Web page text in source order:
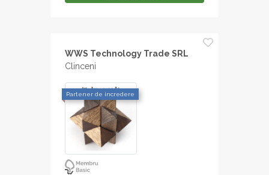
WWS Technology Trade SRL
Clinceni
Partener de incredere